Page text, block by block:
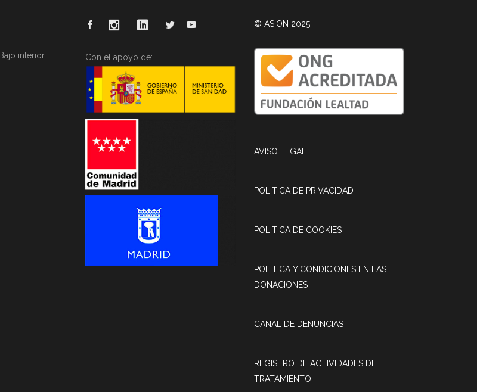
interior.
Con el apoyo de:
© ASION 2025
AVISO LEGAL
POLITICA DE PRIVACIDAD
POLITICA DE COOKIES
POLITICA Y CONDICIONES EN LAS
DONACIONES
CANAL DE DENUNCIAS
REGISTRO DE ACTIVIDADES DE
TRATAMIENTO